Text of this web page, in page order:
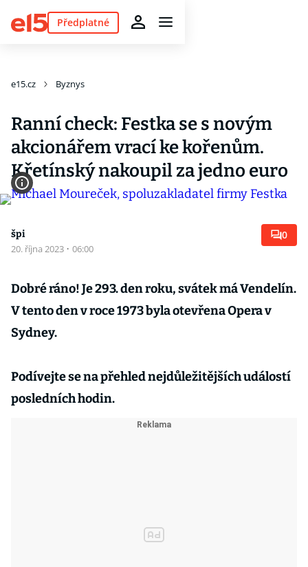
Předplatné
e15.cz Byznys
Ranní check: Festka se s novým
akcionářem vrací ke kořenům.
Křetínský nakoupil za jedno euro
špi
20. října 2023 · 06:00
0
Dobré ráno! Je 293. den roku, svátek má Vendelín.
V tento den v roce 1973 byla otevřena Opera v
Sydney.
Podívejte se na přehled nejdůležitějších událostí
posledních hodin.